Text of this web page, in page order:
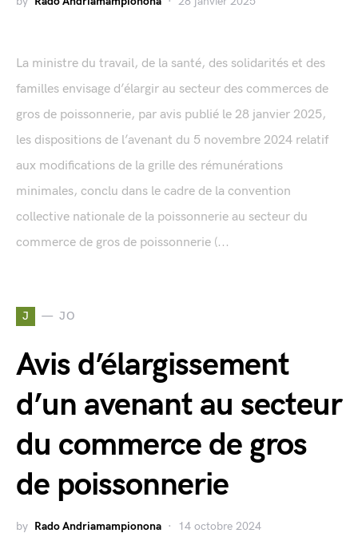
La ministre du travail, de la santé, des solidarités et des
familles envisage d’élargir au secteur des commerces de
gros de poissonnerie, par avis publié le 28 janvier 2025,
les dispositions de l’avenant du 5 novembre 2024 relatif
aux modifications de la grille des rémunérations
minimales, conclu dans le cadre de la convention
collective nationale de la poissonnerie au secteur du
commerce de gros de poissonnerie (...
J JO
Avis d’élargissement
d’un avenant au secteur
du commerce de gros
de poissonnerie
by Rado Andriamampionona 14 octobre 2024